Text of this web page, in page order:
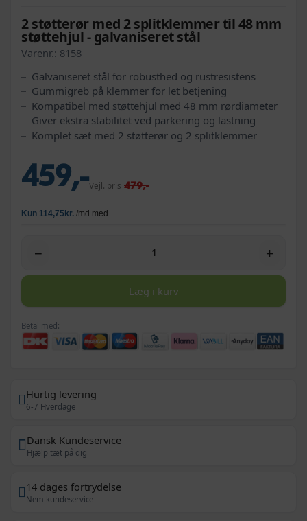
2 støtterør med 2 splitklemmer til 48 mm
støttehjul - galvaniseret stål
Varenr.: 8158
Galvaniseret stål for robusthed og rustresistens
Gummigreb på klemmer for let betjening
Kompatibel med støttehjul med 48 mm rørdiameter
Giver ekstra stabilitet ved parkering og lastning
Komplet sæt med 2 støtterør og 2 splitklemmer
459,-Vejl. pris 479,-
− +
Læg i kurv
Betal med:
Hurtig levering
6-7 Hverdage
Dansk Kundeservice
Hjælp tæt på dig
14 dages fortrydelse
Nem kundeservice